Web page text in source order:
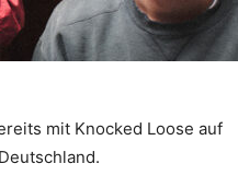
mit Knocked Loose auf